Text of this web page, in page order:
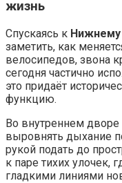
жизнь
Спускаясь к Нижнему
заметить, как
велосипедов, звона
сегодня частично
это придаёт
функцию.
Во внутреннем дворе
выровнять дыхание
рукой подать до
к паре тихих улочек,
гладкими линиями